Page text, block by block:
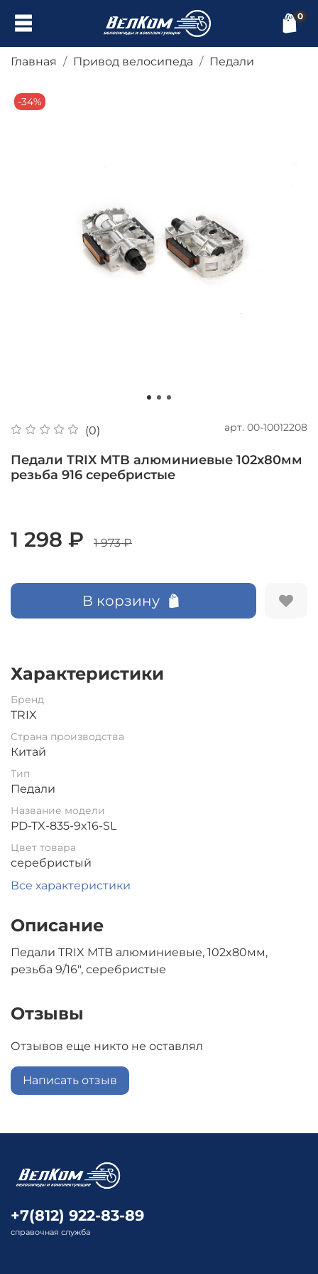
0
Главная Привод велосипеда Педали
-34%
(0) арт. 00-10012208
Педали TRIX MTB алюминиевые 102x80мм
резьба 916 серебристые
1 298 ₽ 1 973 ₽
В корзину
Характеристики
Бренд
TRIX
Страна производства
Китай
Тип
Педали
Название модели
PD-TX-835-9x16-SL
Цвет товара
серебристый
Все характеристики
Описание
Педали TRIX MTB алюминиевые, 102x80мм,
резьба 9/16", серебристые
Отзывы
Отзывов еще никто не оставлял
Написать отзыв
+7(812) 922-83-89
справочная служба